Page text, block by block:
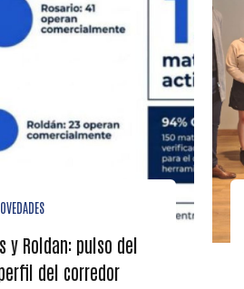
y Roldan: pulso del
del corredor